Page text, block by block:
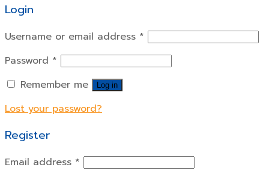
Login
Username or email address *
Password *
Remember me
Log in
Lost your password?
Register
Email address *